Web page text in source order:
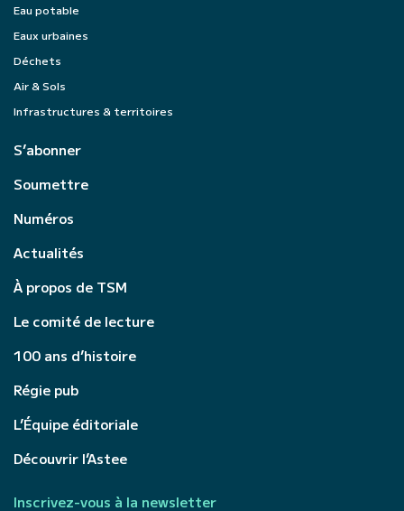
Eau potable
Eaux urbaines
Déchets
Air & Sols
Infrastructures & territoires
S’abonner
Soumettre
Numéros
Actualités
À propos de TSM
Le comité de lecture
100 ans d’histoire
Régie pub
L’Équipe éditoriale
Découvrir l’Astee
Inscrivez-vous à la newsletter